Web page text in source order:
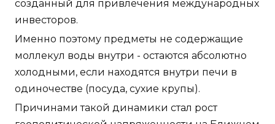
созданный для привлечения международных
инвесторов.
Именно поэтому предметы не содержащие
моллекул воды внутри - остаются абсолютно
холодными, если находятся внутри печи в
одиночестве (посуда, сухие крупы).
Причинами такой динамики стал рост